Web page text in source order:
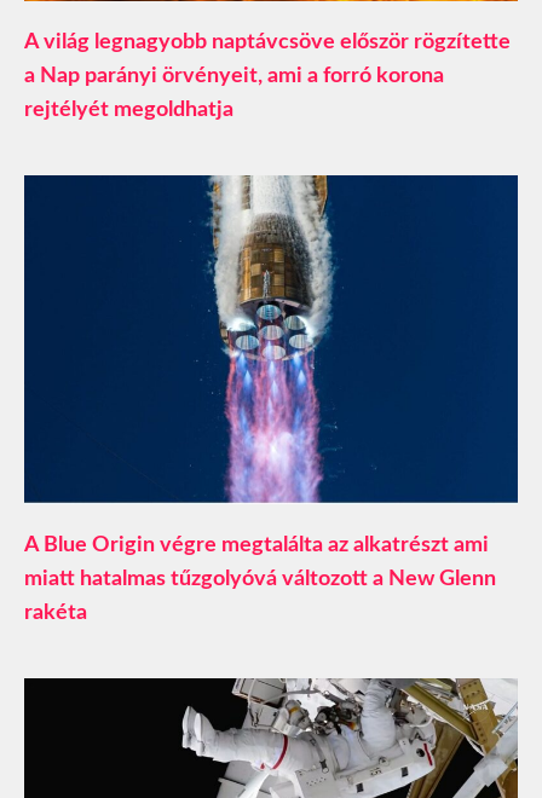
A világ legnagyobb naptávcsöve először rögzítette
a Nap parányi örvényeit, ami a forró korona
rejtélyét megoldhatja
A Blue Origin végre megtalálta az alkatrészt ami
miatt hatalmas tűzgolyóvá változott a New Glenn
rakéta